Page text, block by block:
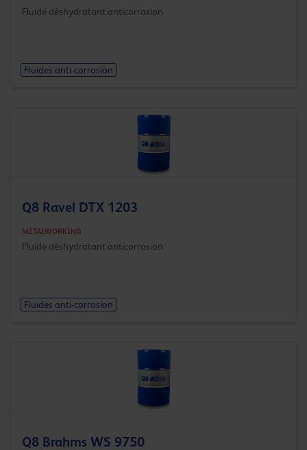
Fluide déshydratant anticorrosion
Fluides anti-corrosion
Q8 Ravel DTX 1203
METALWORKING
Fluide déshydratant anticorrosion
Fluides anti-corrosion
Q8 Brahms WS 9750